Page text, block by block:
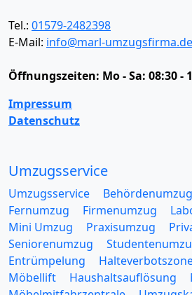
Tel.: 01579-2482398
E-Mail: info@marl-umzugsfirma.de
Öffnungszeiten: Mo - Sa: 08:30 -
Impressum
Datenschutz
Umzugsservice
Umzugsservice Behördenumzug
Fernumzug
Firmenumzug
Mini Umzug
Praxisumzug
Seniorenumzug
Entrümpelung
Möbellift
Haushaltsauflösung